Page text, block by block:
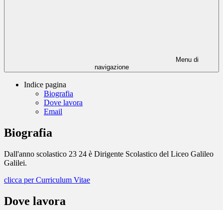
Menu di
navigazione
Indice pagina
Biografia
Dove lavora
Email
Biografia
Dall'anno scolastico 23 24 è Dirigente Scolastico del Liceo Galileo
Galilei.
clicca per Curriculum Vitae
Dove lavora